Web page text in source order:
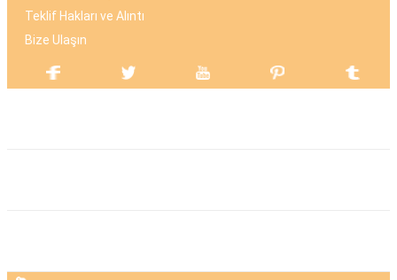
Teklif Hakları ve Alıntı
Bize Ulaşın